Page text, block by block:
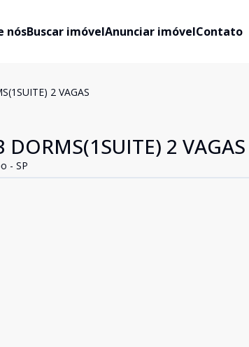
nósBuscar imóvelAnunciar imóvelContato
2 VAGAS
2 VAGAS
- SP